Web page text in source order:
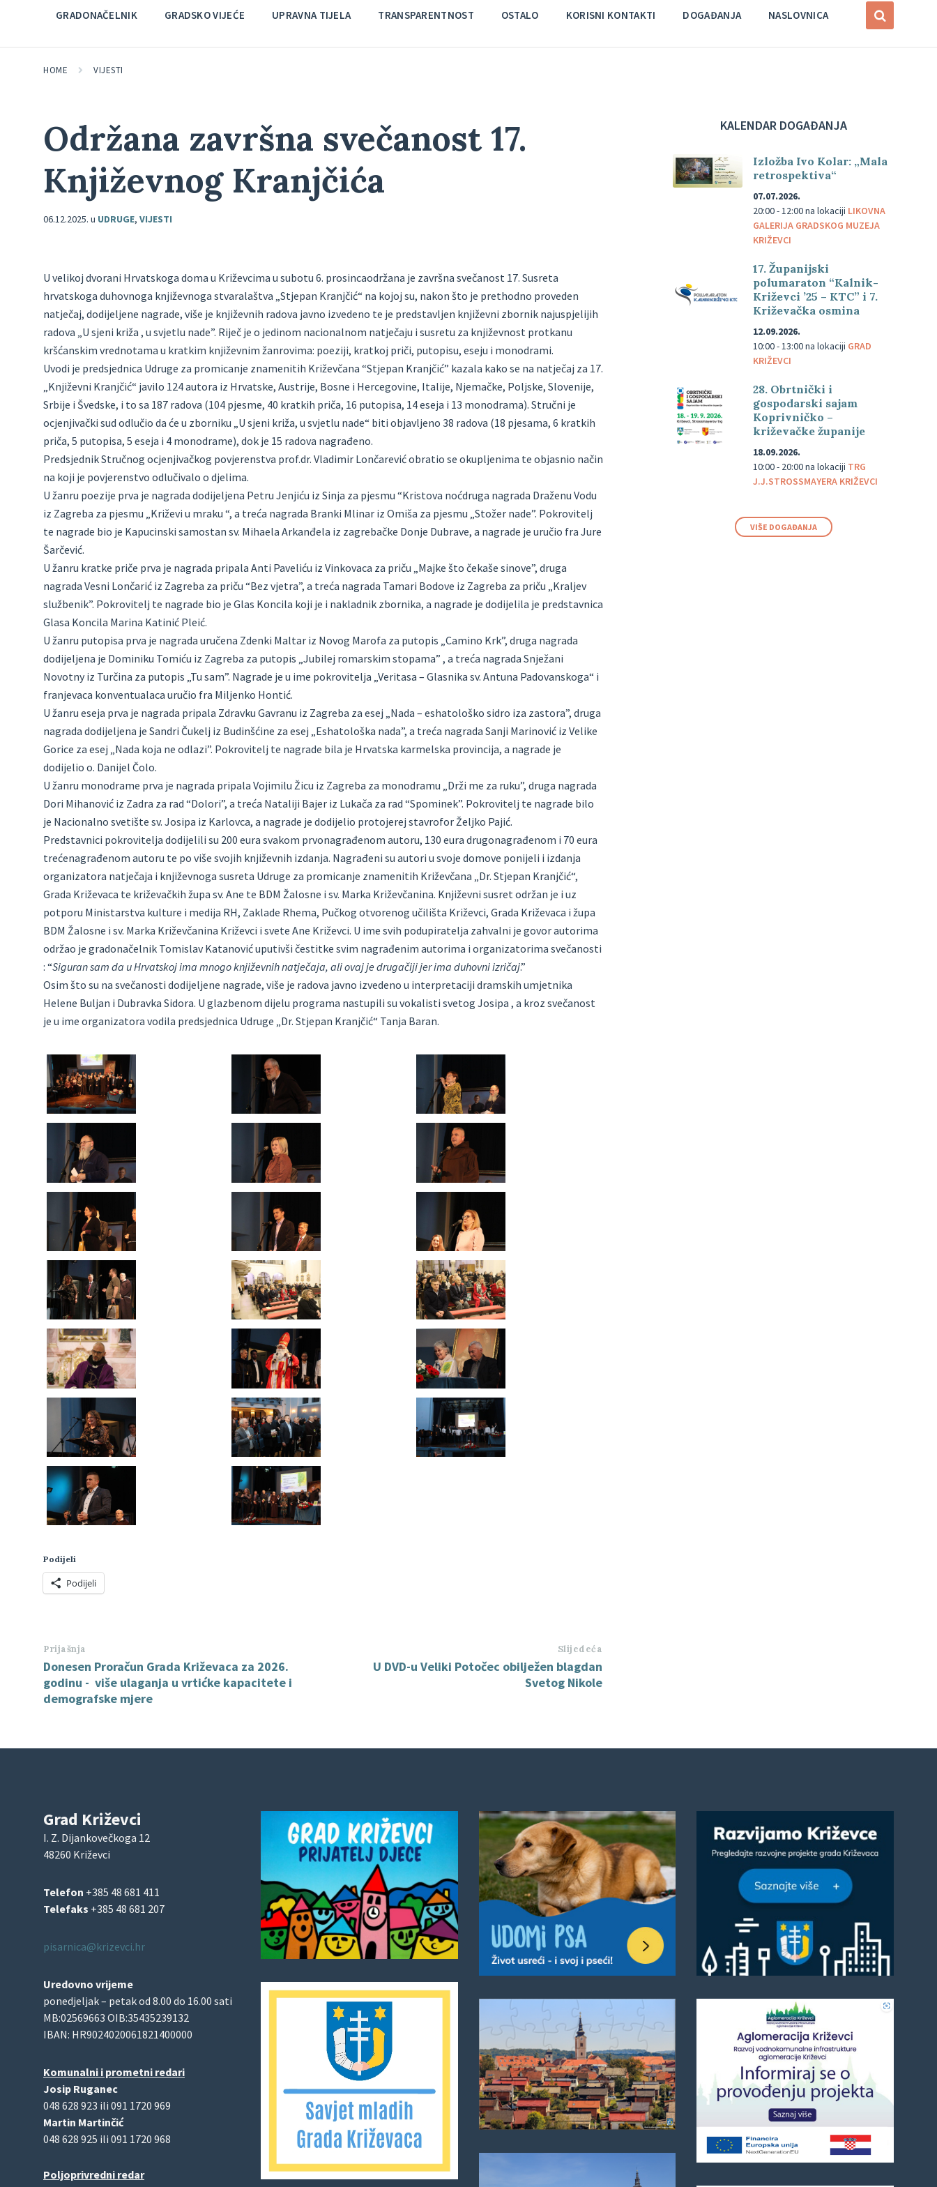
GRADONAČELNIK GRADSKO VIJEĆE UPRAVNA TIJELA TRANSPARENTNOST OSTALO KORISNI KONTAKTI DOGAĐANJA NASLOVNICA
HOME VIJESTI
Održana završna svečanost 17.
Književnog Kranjčića
06.12.2025. u UDRUGE, VIJESTI
U velikoj dvorani Hrvatskoga doma u Križevcima u subotu 6. prosincaodržana je završna svečanost 17. Susreta
hrvatskoga duhovnoga književnoga stvaralaštva „Stjepan Kranjčić“ na kojoj su, nakon što je prethodno proveden
natječaj, dodijeljene nagrade, više je književnih radova javno izvedeno te je predstavljen književni zbornik najuspjelijih
radova „U sjeni križa , u svjetlu nade”. Riječ je o jedinom nacionalnom natječaju i susretu za književnost protkanu
kršćanskim vrednotama u kratkim književnim žanrovima: poeziji, kratkoj priči, putopisu, eseju i monodrami.
Uvodi je predsjednica Udruge za promicanje znamenitih Križevčana “Stjepan Kranjčić” kazala kako se na natječaj za 17.
„Književni Kranjčić“ javilo 124 autora iz Hrvatske, Austrije, Bosne i Hercegovine, Italije, Njemačke, Poljske, Slovenije,
Srbije i Švedske, i to sa 187 radova (104 pjesme, 40 kratkih priča, 16 putopisa, 14 eseja i 13 monodrama). Stručni je
ocjenjivački sud odlučio da će u zborniku „U sjeni križa, u svjetlu nade“ biti objavljeno 38 radova (18 pjesama, 6 kratkih
priča, 5 putopisa, 5 eseja i 4 monodrame), dok je 15 radova nagrađeno.
Predsjednik Stručnog ocjenjivačkog povjerenstva prof.dr. Vladimir Lončarević obratio se okupljenima te objasnio način
na koji je povjerenstvo odlučivalo o djelima.
U žanru poezije prva je nagrada dodijeljena Petru Jenjiću iz Sinja za pjesmu “Kristova noćdruga nagrada Draženu Vodu
iz Zagreba za pjesmu „Križevi u mraku “, a treća nagrada Branki Mlinar iz Omiša za pjesmu „Stožer nade”. Pokrovitelj
te nagrade bio je Kapucinski samostan sv. Mihaela Arkanđela iz zagrebačke Donje Dubrave, a nagrade je uručio fra Jure
Šarčević.
U žanru kratke priče prva je nagrada pripala Anti Paveliću iz Vinkovaca za priču „Majke što čekaše sinove”, druga
nagrada Vesni Lončarić iz Zagreba za priču “Bez vjetra”, a treća nagrada Tamari Bodove iz Zagreba za priču „Kraljev
službenik”. Pokrovitelj te nagrade bio je Glas Koncila koji je i nakladnik zbornika, a nagrade je dodijelila je predstavnica
Glasa Koncila Marina Katinić Pleić.
U žanru putopisa prva je nagrada uručena Zdenki Maltar iz Novog Marofa za putopis „Camino Krk”, druga nagrada
dodijeljena je Dominiku Tomiću iz Zagreba za putopis „Jubilej romarskim stopama” , a treća nagrada Snježani
Novotny iz Turčina za putopis „Tu sam”. Nagrade je u ime pokrovitelja „Veritasa – Glasnika sv. Antuna Padovanskoga“ i
franjevaca konventualaca uručio fra Miljenko Hontić.
U žanru eseja prva je nagrada pripala Zdravku Gavranu iz Zagreba za esej „Nada – eshatološko sidro iza zastora”, druga
nagrada dodijeljena je Sandri Čukelj iz Budinšćine za esej „Eshatološka nada”, a treća nagrada Sanji Marinović iz Velike
Gorice za esej „Nada koja ne odlazi”. Pokrovitelj te nagrade bila je Hrvatska karmelska provincija, a nagrade je
dodijelio o. Danijel Čolo.
U žanru monodrame prva je nagrada pripala Vojimilu Žicu iz Zagreba za monodramu „Drži me za ruku”, druga nagrada
Dori Mihanović iz Zadra za rad “Dolori”, a treća Nataliji Bajer iz Lukača za rad “Spominek”. Pokrovitelj te nagrade bilo
je Nacionalno svetište sv. Josipa iz Karlovca, a nagrade je dodijelio protojerej stavrofor Željko Pajić.
Predstavnici pokrovitelja dodijelili su 200 eura svakom prvonagrađenom autoru, 130 eura drugonagrađenom i 70 eura
trećenagrađenom autoru te po više svojih književnih izdanja. Nagrađeni su autori u svoje domove ponijeli i izdanja
organizatora natječaja i književnoga susreta Udruge za promicanje znamenitih Križevčana „Dr. Stjepan Kranjčić“,
Grada Križevaca te križevačkih župa sv. Ane te BDM Žalosne i sv. Marka Križevčanina. Književni susret održan je i uz
potporu Ministarstva kulture i medija RH, Zaklade Rhema, Pučkog otvorenog učilišta Križevci, Grada Križevaca i župa
BDM Žalosne i sv. Marka Križevčanina Križevci i svete Ane Križevci. U ime svih podupiratelja zahvalni je govor autorima
održao je gradonačelnik Tomislav Katanović uputivši čestitke svim nagrađenim autorima i organizatorima svečanosti
: “Siguran sam da u Hrvatskoj ima mnogo književnih natječaja, ali ovaj je drugačiji jer ima duhovni izričaj.”
Osim što su na svečanosti dodijeljene nagrade, više je radova javno izvedeno u interpretaciji dramskih umjetnika
Helene Buljan i Dubravka Sidora. U glazbenom dijelu programa nastupili su vokalisti svetog Josipa , a kroz svečanost
je u ime organizatora vodila predsjednica Udruge „Dr. Stjepan Kranjčić“ Tanja Baran.
Podijeli
Podijeli
Prijašnja
Donesen Proračun Grada Križevaca za 2026.
godinu - više ulaganja u vrtićke kapacitete i
demografske mjere
Slijedeća
U DVD-u Veliki Potočec obilježen blagdan
Svetog Nikole
KALENDAR DOGAĐANJA
Izložba Ivo Kolar: „Mala
retrospektiva“
07.07.2026.
20:00 - 12:00na lokaciji LIKOVNA
GALERIJA GRADSKOG MUZEJA
KRIŽEVCI
17. Županijski
polumaraton “Kalnik-
Križevci ’25 – KTC” i 7.
Križevačka osmina
12.09.2026.
10:00 - 13:00na lokaciji GRAD
KRIŽEVCI
28. Obrtnički i
gospodarski sajam
Koprivničko –
križevačke županije
18.09.2026.
10:00 - 20:00na lokaciji TRG
J.J.STROSSMAYERA KRIŽEVCI
VIŠE DOGAĐANJA
Grad Križevci
I. Z. Dijankovečkoga 12
48260 Križevci
Telefon +385 48 681 411
Telefaks +385 48 681 207
pisarnica@krizevci.hr
Uredovno vrijeme
ponedjeljak – petak od 8.00 do 16.00 sati
MB:02569663 OIB:35435239132
IBAN: HR9024020061821400000
Komunalni i prometni redari
Josip Ruganec
048 628 923 ili 091 1720 969
Martin Martinčić
048 628 925 ili 091 1720 968
Poljoprivredni redar